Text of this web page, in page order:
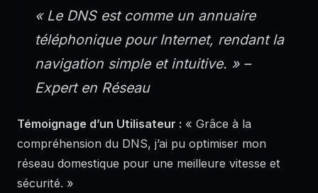
« Le DNS est comme un annuaire
téléphonique pour Internet, rendant la
navigation simple et intuitive. » –
Expert en Réseau
Témoignage d’un Utilisateur : « Grâce à la
compréhension du DNS, j’ai pu optimiser mon
réseau domestique pour une meilleure vitesse et
sécurité. »